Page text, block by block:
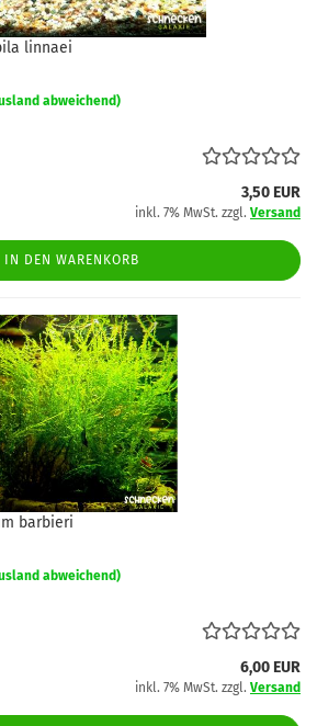
linnaei
abweichend)
3,50 EUR
inkl. 7% MwSt. zzgl. Versand
IN DEN WARENKORB
barbieri
abweichend)
6,00 EUR
inkl. 7% MwSt. zzgl. Versand